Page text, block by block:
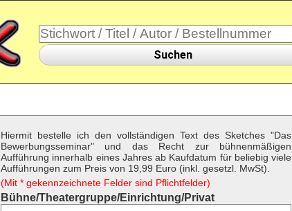
Suchen
Hiermit bestelle ich den vollständigen Text des Sketches "Das
Bewerbungsseminar" und das Recht zur bühnenmäßigen
Aufführung innerhalb eines Jahres ab Kaufdatum für beliebig viele
Aufführungen zum Preis von 19,99 Euro (inkl. gesetzl. MwSt).
(Mit * gekennzeichnete Felder sind Pflichtfelder)
Bühne/Theatergruppe/Einrichtung/Privat